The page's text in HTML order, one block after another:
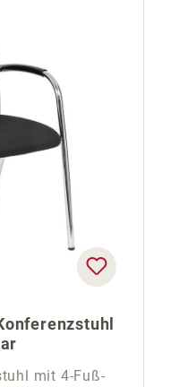
mit 4-Fuß-